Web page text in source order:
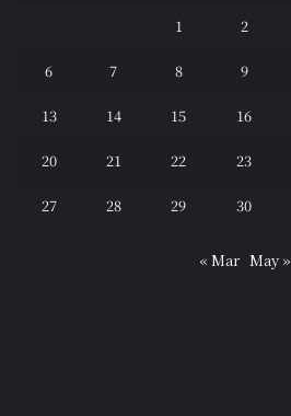
1
2
6 7 8 9
13 14 15 16
20 21 22 23
27 28 29 30
« Mar May »